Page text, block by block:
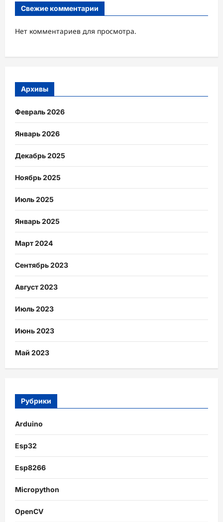
Свежие комментарии
Нет комментариев для просмотра.
Архивы
Февраль 2026
Январь 2026
Декабрь 2025
Ноябрь 2025
Июль 2025
Январь 2025
Март 2024
Сентябрь 2023
Август 2023
Июль 2023
Июнь 2023
Май 2023
Рубрики
Arduino
Esp32
Esp8266
Micropython
OpenCV